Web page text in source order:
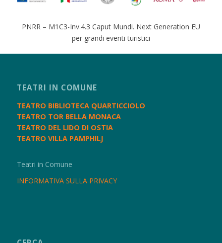
PNRR – M1C3-Inv.4.3 Caput Mundi. Next Generation EU
per grandi eventi turistici
TEATRI IN COMUNE
TEATRO BIBLIOTECA QUARTICCIOLO
TEATRO TOR BELLA MONACA
TEATRO DEL LIDO DI OSTIA
TEATRO VILLA PAMPHILJ
Teatri in Comune
INFORMATIVA SULLA PRIVACY